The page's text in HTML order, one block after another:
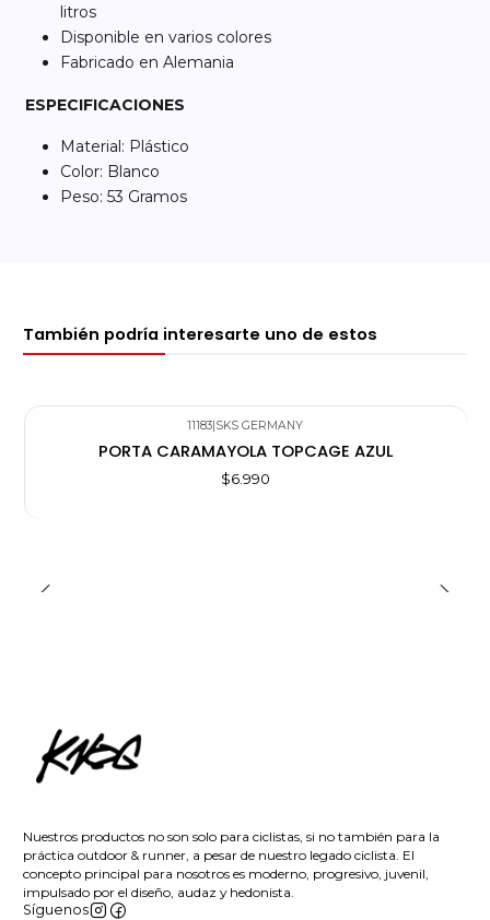
litros
Disponible en varios colores
Fabricado en Alemania
ESPECIFICACIONES
Material: Plástico
Color: Blanco
Peso: 53 Gramos
También podría interesarte uno de estos
11183|SKS GERMANY
PORTA CARAMAYOLA TOPCAGE AZUL
$6.990
Nuestros productos no son solo para ciclistas, si no también para la
práctica outdoor & runner, a pesar de nuestro legado ciclista. El
concepto principal para nosotros es moderno, progresivo, juvenil,
impulsado por el diseño, audaz y hedonista.
Síguenos